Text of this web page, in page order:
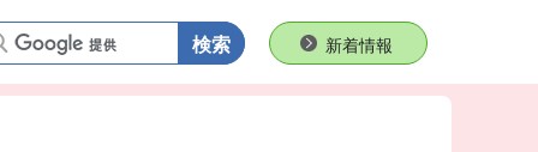
語句で検索新着情報